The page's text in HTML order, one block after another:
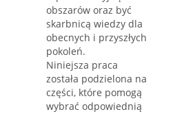
obszarów oraz być
skarbnicą wiedzy dla
obecnych i przyszłych
pokoleń.
Niniejsza praca
została podzielona na
części, które pomogą
wybrać odpowiednią